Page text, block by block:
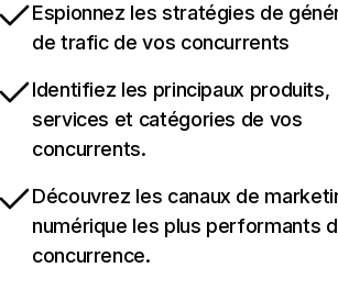
Espionnez les stratégies de
de trafic de vos concurrents
Identifiez les principaux produits,
services et catégories de vos
concurrents.
Découvrez les canaux de
numérique les plus performants
concurrence.